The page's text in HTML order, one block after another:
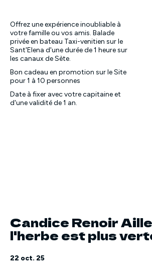
Offrez une expérience inoubliable à
votre famille ou vos amis. Balade
privée en bateau Taxi-venitien sur le
Sant'Elena d'une durée de 1 heure sur
les canaux de Sète.
Bon cadeau en promotion sur le Site
pour 1 à 10 personnes
Date à fixer avec votre capitaine et
d'une validité de 1 an.
Candice Renoir
l'herbe est plus
22 oct. 25